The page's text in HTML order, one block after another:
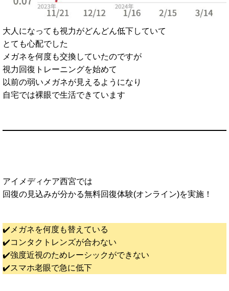
大人になっても視力がどんどん低下していて
とても心配でした
メガネを何度も交換していたのですが
視力回復トレーニングを始めて
以前の弱いメガネが見えるようになり
自宅では裸眼で生活できています
アイメディケア西宮では
回復の見込みが分かる無料回復体験(オンライン)を実施！
✔️メガネを何度も替えている
✔️コンタクトレンズが合わない
✔️強度近視のためレーシックができない
✔️スマホ老眼で急に低下